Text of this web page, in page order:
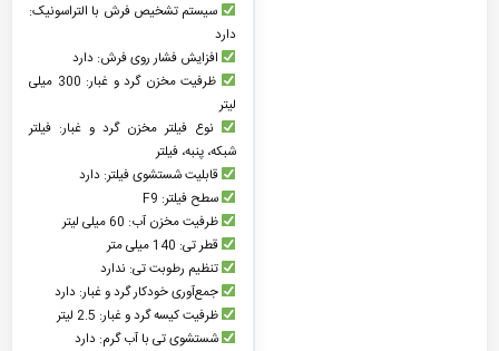
سیستم تشخیص فرش با التراسونیک:
دارد
افزایش فشار روی فرش: دارد
ظرفیت مخزن گرد و غبار: 300 میلی
لیتر
نوع فیلتر مخزن گرد و غبار: فیلتر
شبکه، پنبه، فیلتر
قابلیت شستشوی فیلتر: دارد
سطح فیلتر: F9
ظرفیت مخزن آب: 60 میلی لیتر
قطر تی: 140 میلی متر
تنظیم رطوبت تی: ندارد
جمع‌آوری خودکار گرد و غبار: دارد
ظرفیت کیسه گرد و غبار: 2.5 لیتر
شستشوی تی با آب گرم: دارد